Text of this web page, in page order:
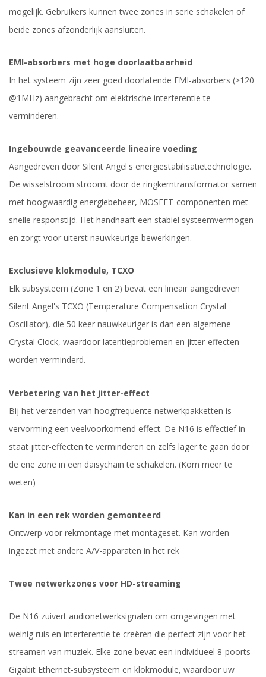
mogelijk. Gebruikers kunnen twee zones in serie schakelen of
beide zones afzonderlijk aansluiten.
EMI-absorbers met hoge doorlaatbaarheid
In het systeem zijn zeer goed doorlatende EMI-absorbers (>120
@1MHz) aangebracht om elektrische interferentie te
verminderen.
Ingebouwde geavanceerde lineaire voeding
Aangedreven door Silent Angel's energiestabilisatietechnologie.
De wisselstroom stroomt door de ringkerntransformator samen
met hoogwaardig energiebeheer, MOSFET-componenten met
snelle responstijd. Het handhaaft een stabiel systeemvermogen
en zorgt voor uiterst nauwkeurige bewerkingen.
Exclusieve klokmodule, TCXO
Elk subsysteem (Zone 1 en 2) bevat een lineair aangedreven
Silent Angel's TCXO (Temperature Compensation Crystal
Oscillator), die 50 keer nauwkeuriger is dan een algemene
Crystal Clock, waardoor latentieproblemen en jitter-effecten
worden verminderd.
Verbetering van het jitter-effect
Bij het verzenden van hoogfrequente netwerkpakketten is
vervorming een veelvoorkomend effect. De N16 is effectief in
staat jitter-effecten te verminderen en zelfs lager te gaan door
de ene zone in een daisychain te schakelen. (Kom meer te
weten)
Kan in een rek worden gemonteerd
Ontwerp voor rekmontage met montageset. Kan worden
ingezet met andere A/V-apparaten in het rek
Twee netwerkzones voor HD-streaming
De N16 zuivert audionetwerksignalen om omgevingen met
weinig ruis en interferentie te creëren die perfect zijn voor het
streamen van muziek. Elke zone bevat een individueel 8-poorts
Gigabit Ethernet-subsysteem en klokmodule, waardoor uw